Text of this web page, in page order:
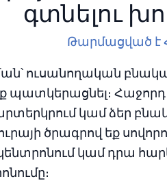
գտնելու
Թարմացված է
ուսանողական
պատկերացնել։
կամ ձեր
ծրագրով եք
կենտրոնում կամ դրա